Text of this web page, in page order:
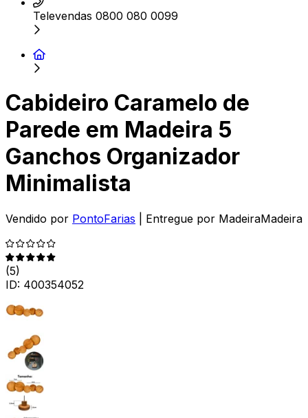
Televendas 0800 080 0099
Cabideiro Caramelo de
Parede em Madeira 5
Ganchos Organizador
Minimalista
Vendido por PontoFarias | Entregue por MadeiraMadeira
(5)
ID: 400354052